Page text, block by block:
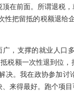
在前面。所谓退税
把留抵的税额退给
，支撑的就业人口
税额一次性退到位
决。我在政协参加
来得最好。跑个项